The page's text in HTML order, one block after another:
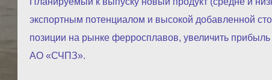
экспортным потенциалом и высокой добавленной
позиции на рынке ферросплавов, увеличить
АО «СЧПЗ».